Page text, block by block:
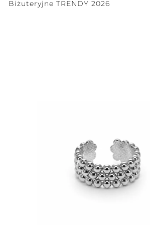
Biżuteryjne TRENDY 2026